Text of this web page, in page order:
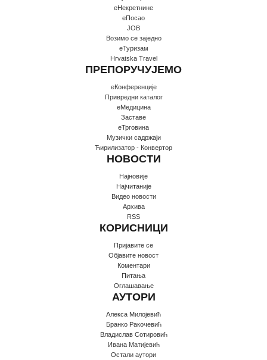
еНекретнине
еПосао
JOB
Возимо се заједно
еТуризам
Hrvatska Travel
ПРЕПОРУЧУЈЕМО
еКонференције
Привредни каталог
еМедицина
Заставе
еТрговина
Музички садржаји
Ћирилизатор - Конвертор
НОВОСТИ
Најновије
Најчитаније
Видео новости
Архива
RSS
КОРИСНИЦИ
Пријавите се
Oбјавите новост
Коментари
Питања
Оглашавање
АУТОРИ
Алекса Милојевић
Бранко Ракочевић
Владислав Сотировић
Ивана Матијевић
Остали аутори